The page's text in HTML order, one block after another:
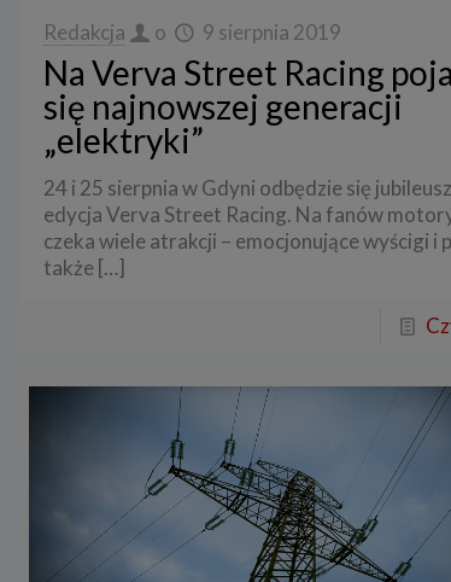
Redakcja o 9 sierpnia 2019
Na Verva Street Racing
się najnowszej generacji
„elektryki”
24 i 25 sierpnia w Gdyni odbędzie się
edycja Verva Street Racing. Na fanów
czeka wiele atrakcji – emocjonujące wyścigi i
także[…]